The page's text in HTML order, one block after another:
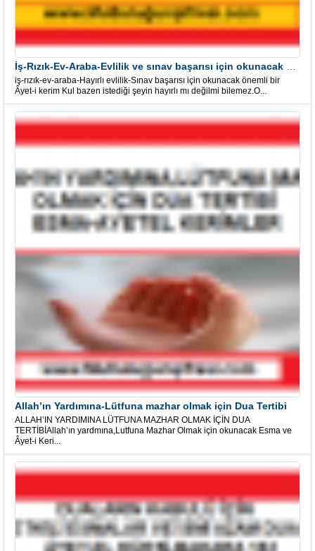
iş-rızık-ev-araba-Hayırlı evlilik-Sınav başarısı için okunacak önemli bir
Âyet-i kerim Kul bazen istediği şeyin hayırlı mı değilmi bilemez.O...
Allah’ın Yardımına-Lütfuna mazhar olmak için Dua Tertibi
ALLAH’IN YARDIMINA LÜTFUNA MAZHAR OLMAK İÇİN DUA
TERTİBİAllah’ın yardmına,Lutfuna Mazhar Olmak için okunacak Esma ve
Âyet-i Keri...